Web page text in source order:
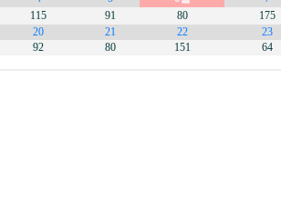
115 91 80 175
20 21 22 23
92 80 151 64